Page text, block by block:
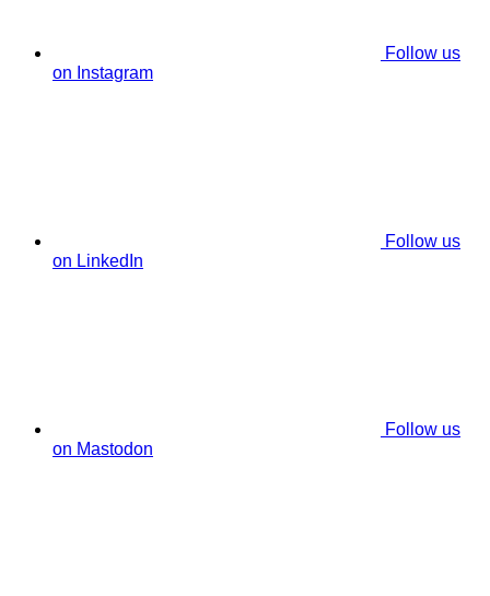
Follow us
on Instagram
Follow us
on LinkedIn
Follow us
on Mastodon